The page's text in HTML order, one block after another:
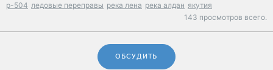
р-504 ледовые переправы река лена река алдан якутия
143 просмотров всего.
ОБСУДИТЬ